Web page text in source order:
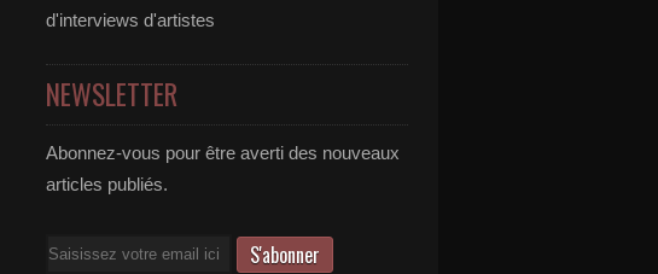
d'interviews d'artistes
NEWSLETTER
Abonnez-vous pour être averti des nouveaux
articles publiés.
Email